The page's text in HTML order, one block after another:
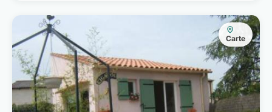
Carte